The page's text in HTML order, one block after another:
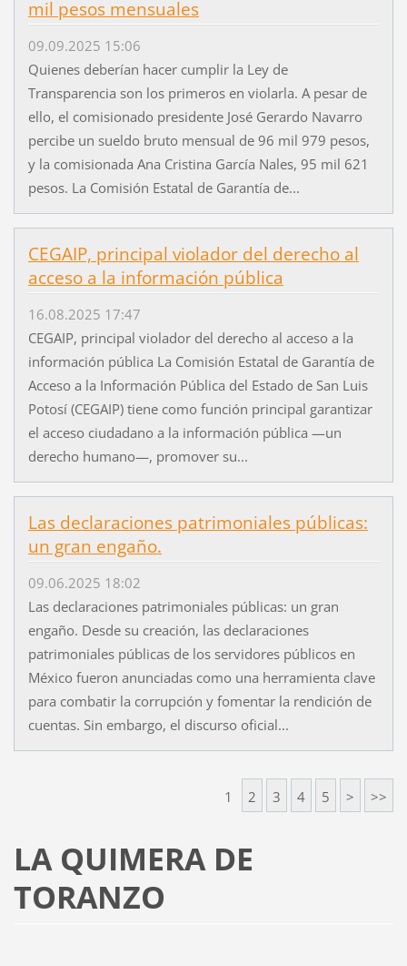
mil pesos mensuales
09.09.2025 15:06
Quienes deberían hacer cumplir la Ley de
Transparencia son los primeros en violarla. A pesar de
ello, el comisionado presidente José Gerardo Navarro
percibe un sueldo bruto mensual de 96 mil 979 pesos,
y la comisionada Ana Cristina García Nales, 95 mil 621
pesos. La Comisión Estatal de Garantía de...
CEGAIP, principal violador del derecho al
acceso a la información pública
16.08.2025 17:47
CEGAIP, principal violador del derecho al acceso a la
información pública La Comisión Estatal de Garantía de
Acceso a la Información Pública del Estado de San Luis
Potosí (CEGAIP) tiene como función principal garantizar
el acceso ciudadano a la información pública —un
derecho humano—, promover su...
Las declaraciones patrimoniales públicas:
un gran engaño.
09.06.2025 18:02
Las declaraciones patrimoniales públicas: un gran
engaño. Desde su creación, las declaraciones
patrimoniales públicas de los servidores públicos en
México fueron anunciadas como una herramienta clave
para combatir la corrupción y fomentar la rendición de
cuentas. Sin embargo, el discurso oficial...
1 2 3 4 5 > >>
LA QUIMERA DE
TORANZO